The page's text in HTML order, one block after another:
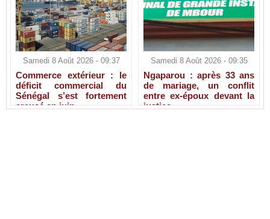
Samedi 8 Août 2026 - 09:37
Commerce extérieur : le
déficit commercial du
Sénégal s’est fortement
creusé en juin
Samedi 8 Août 2026 - 09:35
Ngaparou : après 33 ans
de mariage, un conflit
entre ex-époux devant la
justice